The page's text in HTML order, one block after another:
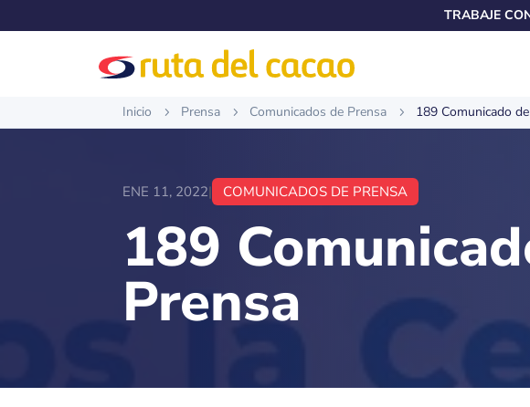
TRABAJE
Inicio 5 Prensa 5 Comunicados de Prensa 5 189 Comunicado
ENE 11, 2022| COMUNICADOS DE PRENSA
189
Prensa